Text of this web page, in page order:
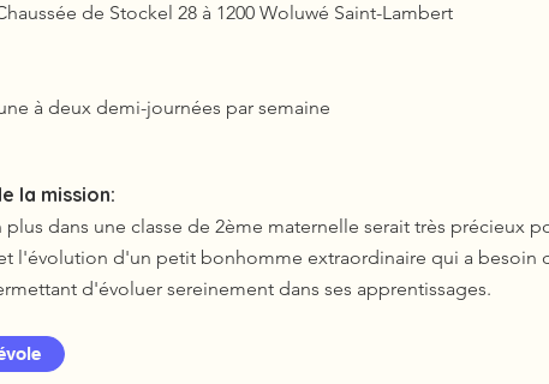
de Stockel 28 à 1200 Woluwé Saint-Lambert
à deux demi-journées par semaine
la mission:
plus dans une classe de 2ème maternelle serait très précieux
l'évolution d'un petit bonhomme extraordinaire qui a besoin
d'évoluer sereinement dans ses apprentissages.